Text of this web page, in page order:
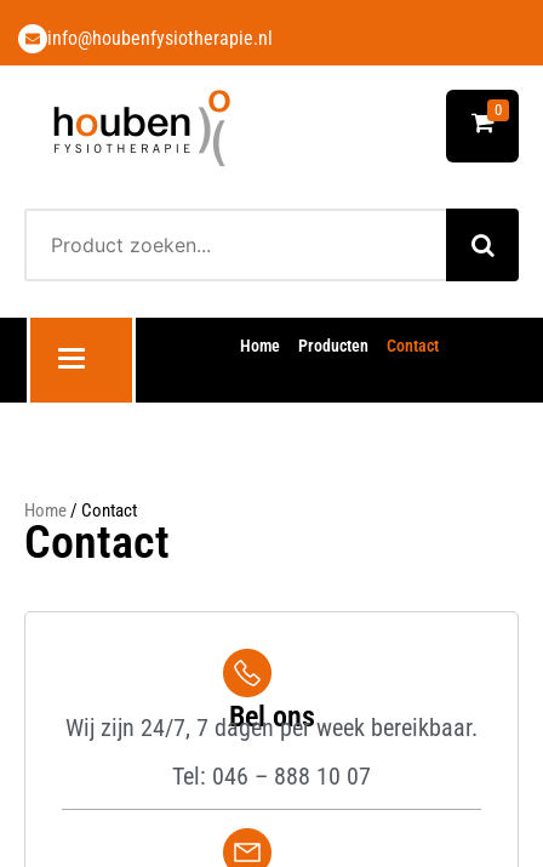
info@houbenfysiotherapie.nl
0
Toggle navigation
Home Producten Contact
Home/ Contact
Contact
Bel ons
Wij zijn 24/7, 7 dagen per week bereikbaar.
Tel: 046 – 888 10 07